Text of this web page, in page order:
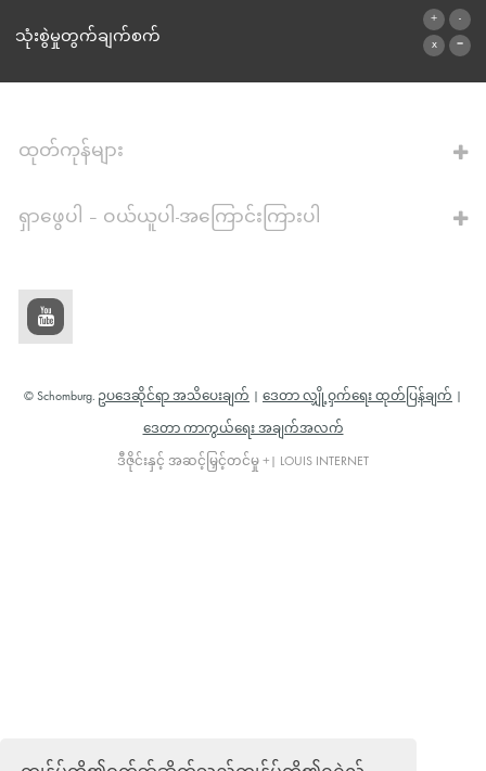
သုံးစွဲမှုတွက်ချက်စက်
ထုတ်ကုန်များ
ရှာဖွေပါ – ဝယ်ယူပါ-အကြောင်းကြားပါ
© Schomburg. ဥပဒေဆိုင်ရာ အသိပေးချက် ဒေတာ လျှို့ဝှက်ရေး ထုတ်ပြန်ချက်
ဒေတာ ကာကွယ်ရေး အချက်အလက်
ဒီဇိုင်းနှင့် အဆင့်မြှင့်တင်မှု +| LOUIS INTERNET